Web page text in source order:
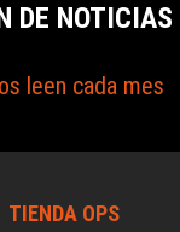
DE NOTICIAS
leen cada mes
TIENDA OPS